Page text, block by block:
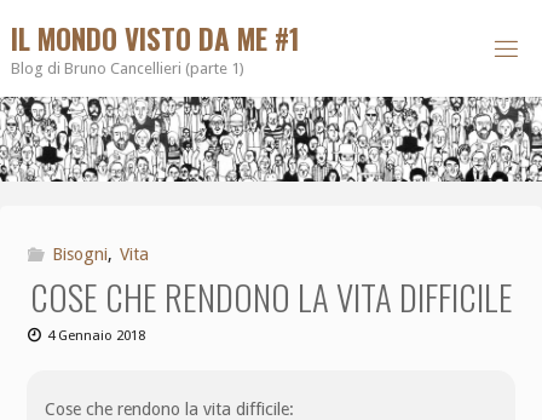
IL MONDO VISTO DA ME #1
Blog di Bruno Cancellieri (parte 1)
Bisogni, Vita
COSE CHE RENDONO LA VITA DIFFICILE
4 Gennaio 2018
Cose che rendono la vita difficile: